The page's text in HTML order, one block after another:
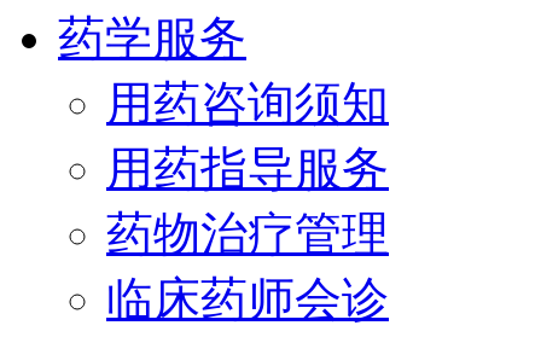
药学服务
用药咨询须知
用药指导服务
药物治疗管理
临床药师会诊